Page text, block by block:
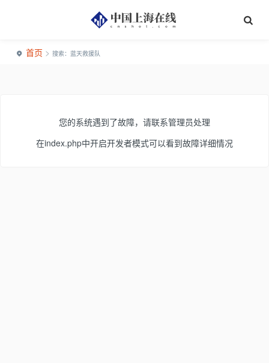
首页 > 搜索：蓝天救援队
您的系统遇到了故障，请联系管理员处理
在index.php中开启开发者模式可以看到故障详细情况